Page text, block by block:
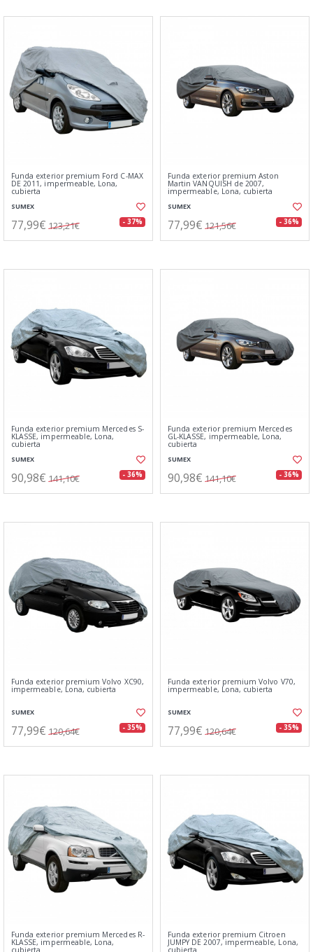
Funda exterior premium Ford C-MAX
DE 2011, impermeable, Lona,
cubierta
SUMEX
77,99€ 123,21€ - 37%
Funda exterior premium Aston
Martin VANQUISH de 2007,
impermeable, Lona, cubierta
SUMEX
77,99€ 121,56€ - 36%
Funda exterior premium Mercedes S-
KLASSE, impermeable, Lona,
cubierta
SUMEX
90,98€ 141,10€ - 36%
Funda exterior premium Mercedes
GL-KLASSE, impermeable, Lona,
cubierta
SUMEX
90,98€ 141,10€ - 36%
Funda exterior premium Volvo XC90,
impermeable, Lona, cubierta
SUMEX
77,99€ 120,64€ - 35%
Funda exterior premium Volvo V70,
impermeable, Lona, cubierta
SUMEX
77,99€ 120,64€ - 35%
Funda exterior premium Mercedes R-
KLASSE, impermeable, Lona,
cubierta
Funda exterior premium Citroen
JUMPY DE 2007, impermeable, Lona,
cubierta